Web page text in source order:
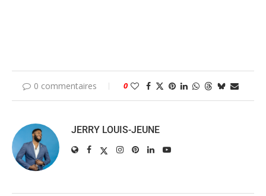
0 commentaires 0
JERRY LOUIS-JEUNE